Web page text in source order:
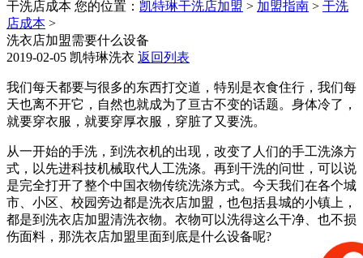
干洗店成本 您的位置： 凯特琳干洗店加盟 > 加盟指南 > 干洗
店成本 >
洗衣店加盟需要什么设备
2019-02-05 凯特琳洗衣 返回列表
我们每天都要与很多的东西打交道，特别是衣食住行，我们每
天也离不开它，自然也就成为了亘古不变的话题。身体冷了，
就要穿衣服，就要穿厚衣服，穿脏了又要洗。
从一开始的手洗，到洗衣机的出现，改变了人们的手工洗涤方
式，以先进科技机械取代人工洗涤。再到干洗的问世，可以说
是完全打开了整个中国衣物传统洗涤方式。今天我们在各个城
市、小区、校园旁边都是洗衣店加盟，也包括县城的小镇上，
都是到洗衣店加盟清洗衣物。衣物可以洗得这么干净、也不损
伤面料，那洗衣店加盟里面到底是什么设备呢?